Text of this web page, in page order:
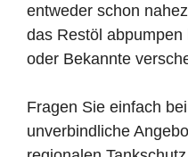
entweder schon
das Restöl
oder Bekannte
Fragen Sie einfach
unverbindliche